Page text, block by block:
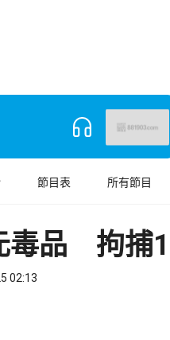
節目表 所有節目
毒品 拘捕
02:13